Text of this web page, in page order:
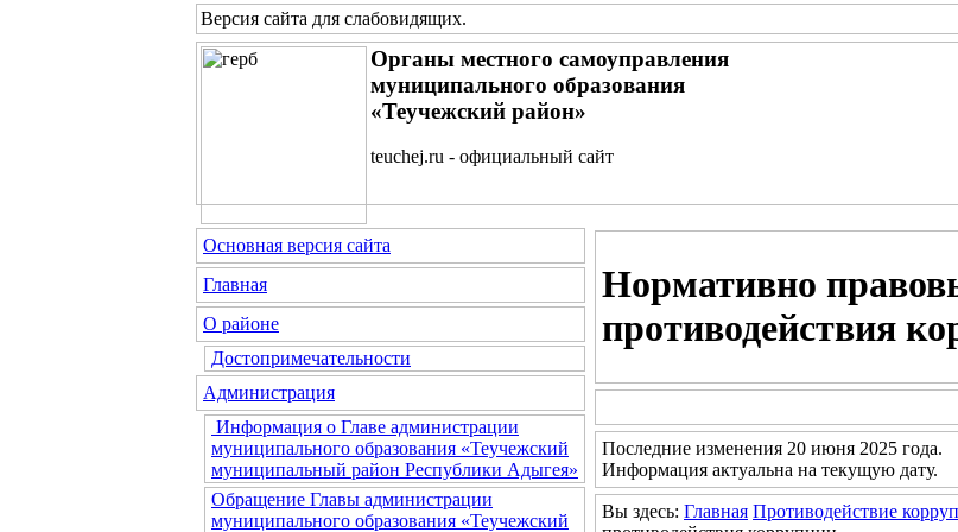
Версия сайта для слабовидящих.
Органы местного самоуправления
муниципального образования
«Теучежский район»
teuchej.ru - официальный сайт
Основная версия сайта
Главная
О районе
Достопримечательности
Администрация
Информация о Главе администрации
муниципального образования «Теучежский
муниципальный район Республики Адыгея»
Обращение Главы администрации
муниципального образования «Теучежский
Нормативно
противодействия
Последние изменения 20 июня 2025 года.
Информация актуальна на текущую дату.
Вы здесь: Главная Противодействие